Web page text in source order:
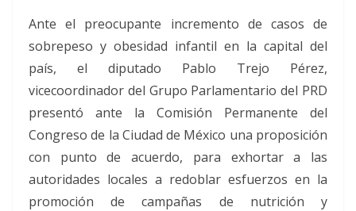
Ante el preocupante incremento de casos de
sobrepeso y obesidad infantil en la capital del
país, el diputado Pablo Trejo Pérez,
vicecoordinador del Grupo Parlamentario del PRD
presentó ante la Comisión Permanente del
Congreso de la Ciudad de México una proposición
con punto de acuerdo, para exhortar a las
autoridades locales a redoblar esfuerzos en la
promoción de campañas de nutrición y